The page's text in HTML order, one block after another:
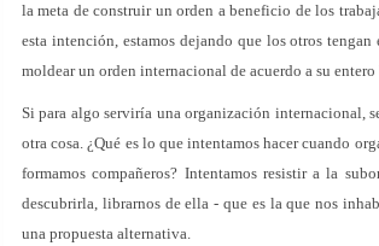
la meta de construir un orden a beneficio de los
esta intención, estamos dejando que los otros tengan
moldear un orden internacional de acuerdo a su
Si para algo serviría una organización internacional,
otra cosa. ¿Qué es lo que intentamos hacer cuando
formamos compañeros? Intentamos resistir a la
descubrirla, librarnos de ella - que es la que nos
una propuesta alternativa.